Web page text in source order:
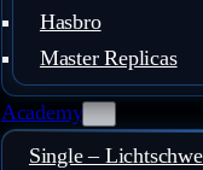
Hasbro
Master Replicas
Academy
Single –